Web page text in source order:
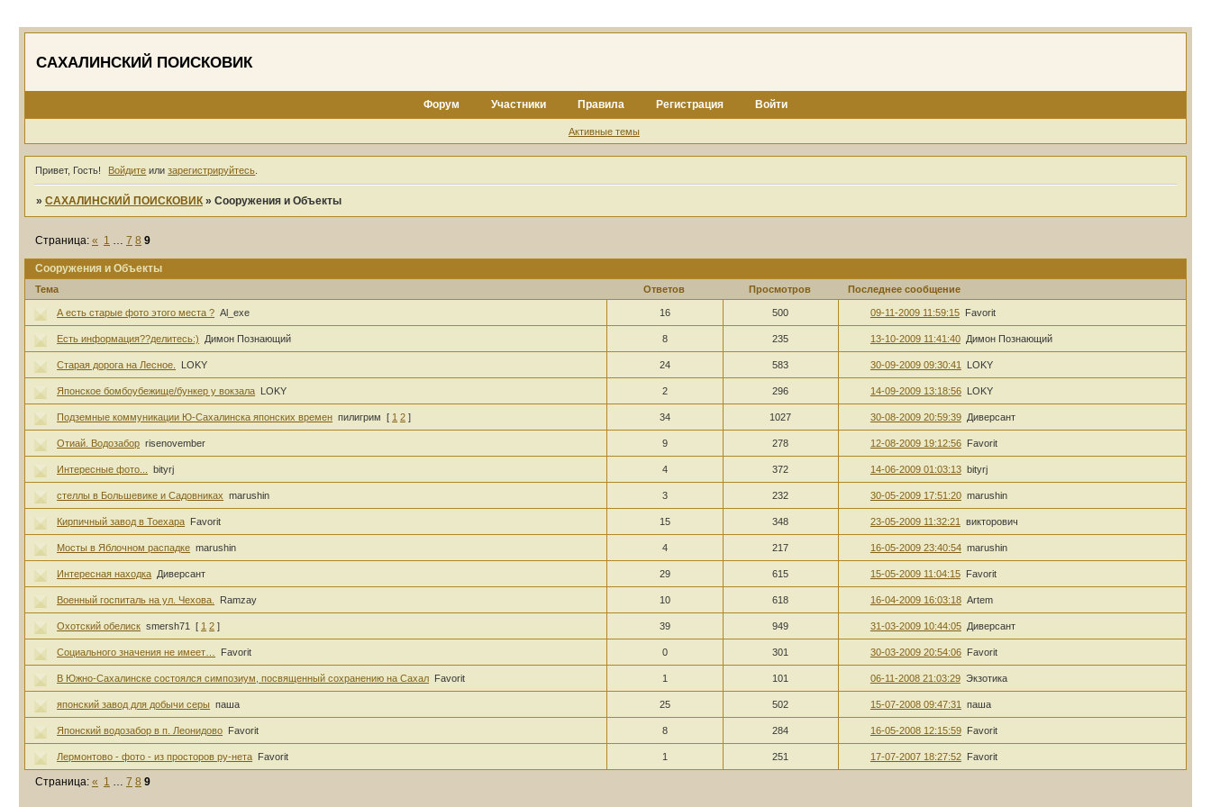
САХАЛИНСКИЙ ПОИСКОВИК
Форум Участники Правила Регистрация Войти
Активные темы
Привет, Гость! Войдите илизарегистрируйтесь
» САХАЛИНСКИЙ ПОИСКОВИК » Сооружения и Объекты
Сооружения и Объекты
Страница: « 1 … 7 8 9
Тема Ответов Просмотров Последнее сообщение
А есть старые фото этого места ? Al_exe 16 500 09-11-2009 11:59:15 Favorit
Есть информация??делитесь:) Димон Познающий 8 235 13-10-2009 11:41:40 Димон Познающий
Старая дорога на Лесное. LOKY 24 583 30-09-2009 09:30:41 LOKY
Японское бомбоубежище/бункер у вокзала LOKY 2 296 14-09-2009 13:18:56 LOKY
Подземные коммуникации Ю-Сахалинска японских времен пилигрим [ 1 2 ] 34 1027 30-08-2009 20:59:39 Диверсант
Отиай. Водозабор risenovember 9 278 12-08-2009 19:12:56 Favorit
Интересные фото... bityrj 4 372 14-06-2009 01:03:13 bityrj
стеллы в Большевике и Садовниках marushin 3 232 30-05-2009 17:51:20 marushin
Кирпичный завод в Тоехара Favorit 15 348 23-05-2009 11:32:21 викторович
Мосты в Яблочном распадке marushin 4 217 16-05-2009 23:40:54 marushin
Интересная находка Диверсант 29 615 15-05-2009 11:04:15 Favorit
Военный госпиталь на ул. Чехова. Ramzay 10 618 16-04-2009 16:03:18 Artem
Охотский обелиск smersh71 [ 1 2 ] 39 949 31-03-2009 10:44:05 Диверсант
Социального значения не имеет… Favorit 0 301 30-03-2009 20:54:06 Favorit
В Южно-Сахалинске состоялся симпозиум, посвященный сохранению на Сахал Favorit 1 101 06-11-2008 21:03:29 Экзотика
японский завод для добычи серы паша 25 502 15-07-2008 09:47:31 паша
Японский водозабор в п. Леонидово Favorit 8 284 16-05-2008 12:15:59 Favorit
Лермонтово - фото - из просторов ру-нета Favorit 1 251 17-07-2007 18:27:52 Favorit
Страница: « 1 … 7 8 9